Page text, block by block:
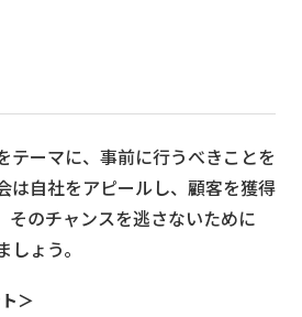
テーマに、事前に行うべきことを
は自社をアピールし、顧客を獲得
そのチャンスを逃さないために
ょう。
＞